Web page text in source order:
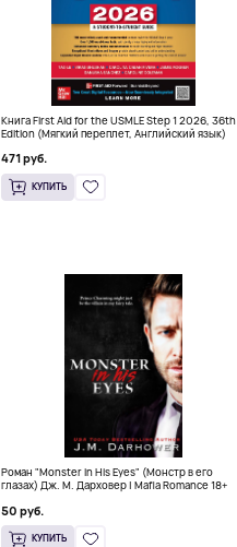
Книга First Aid for the USMLE Step 1 2026, 36th
Edition (Мягкий переплет, Английский язык)
471 руб.
КУПИТЬ
Роман "Monster in His Eyes" (Монстр в его
глазах) Дж. М. Дарховер | Mafia Romance 18+
50 руб.
КУПИТЬ